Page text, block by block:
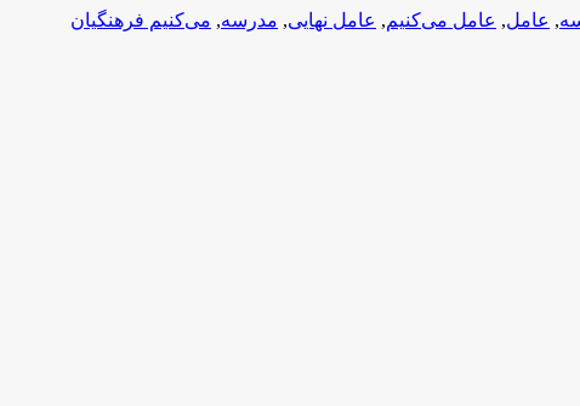
, عامل, عامل می‌کنیم, عامل نهایی, مدرسه, می‌کنیم فرهنگیان